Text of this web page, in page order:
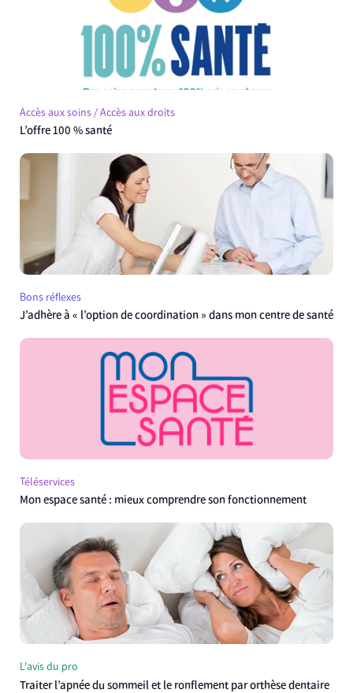
Accès aux soins / Accès aux droits
L’offre 100 % santé
Bons réflexes
J’adhère à « l’option de coordination » dans mon centre de santé
Téléservices
Mon espace santé : mieux comprendre son fonctionnement
L'avis du pro
Traiter l’apnée du sommeil et le ronflement par orthèse dentaire